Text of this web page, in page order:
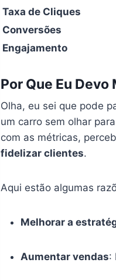
Taxa de Cliques
Conversões
Engajamento
Por Que Eu
Olha, eu sei que pode
um carro sem olhar
com as métricas,
fidelizar clientes.
Aqui estão algumas
Melhorar a
Aumentar vendas: